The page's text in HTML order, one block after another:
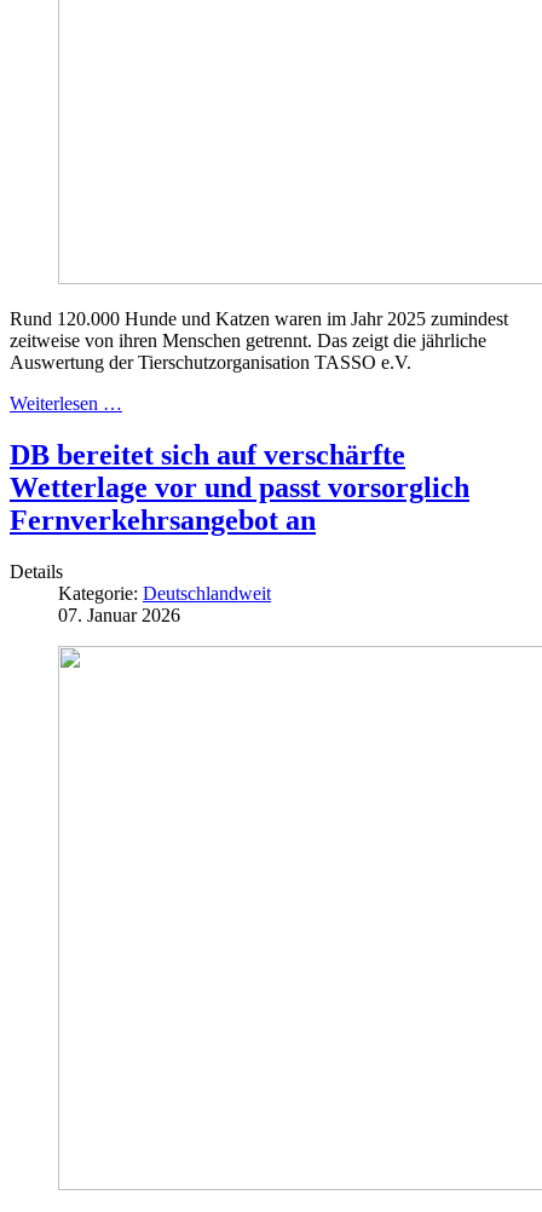
Rund 120.000 Hunde und Katzen waren im Jahr 2025 zumindest
zeitweise von ihren Menschen getrennt. Das zeigt die jährliche
Auswertung der Tierschutzorganisation TASSO e.V.
Weiterlesen …
DB bereitet sich auf verschärfte
Wetterlage vor und passt vorsorglich
Fernverkehrsangebot an
Details
Kategorie: Deutschlandweit
07. Januar 2026